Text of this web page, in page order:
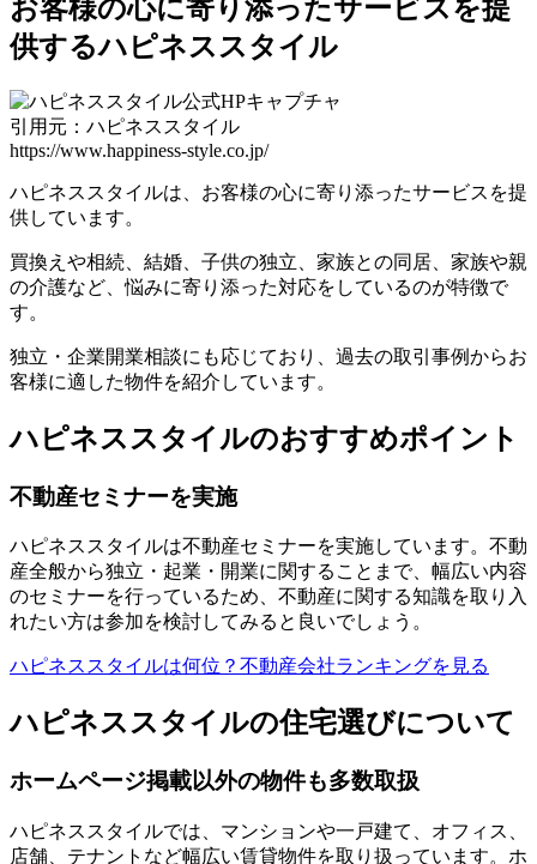
お客様の心に寄り添ったサービスを提
供するハピネススタイル
引用元：ハピネススタイル
https://www.happiness-style.co.jp/
ハピネススタイルは、お客様の心に寄り添ったサービスを提
供しています。
買換えや相続、結婚、子供の独立、家族との同居、家族や親
の介護など、悩みに寄り添った対応をしているのが特徴で
す。
独立・企業開業相談にも応じており、過去の取引事例からお
客様に適した物件を紹介しています。
ハピネススタイルのおすすめポイント
不動産セミナーを実施
ハピネススタイルは不動産セミナーを実施しています。不動
産全般から独立・起業・開業に関することまで、幅広い内容
のセミナーを行っているため、不動産に関する知識を取り入
れたい方は参加を検討してみると良いでしょう。
ハピネススタイルは何位？不動産会社ランキングを見る
ハピネススタイルの住宅選びについて
ホームページ掲載以外の物件も多数取扱
ハピネススタイルでは、マンションや一戸建て、オフィス、
店舗、テナントなど幅広い賃貸物件を取り扱っています。ホ